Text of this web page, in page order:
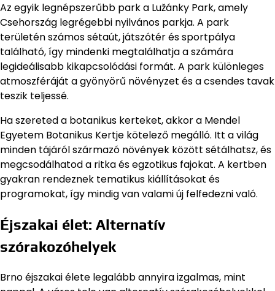
Az egyik legnépszerűbb park a Lužánky Park, amely
Csehország legrégebbi nyilvános parkja. A park
területén számos sétaút, játszótér és sportpálya
található, így mindenki megtalálhatja a számára
legideálisabb kikapcsolódási formát. A park különleges
atmoszféráját a gyönyörű növényzet és a csendes tavak
teszik teljessé.
Ha szereted a botanikus kerteket, akkor a Mendel
Egyetem Botanikus Kertje kötelező megálló. Itt a világ
minden tájáról származó növények között sétálhatsz, és
megcsodálhatod a ritka és egzotikus fajokat. A kertben
gyakran rendeznek tematikus kiállításokat és
programokat, így mindig van valami új felfedezni való.
Éjszakai élet: Alternatív
szórakozóhelyek
Brno éjszakai élete legalább annyira izgalmas, mint